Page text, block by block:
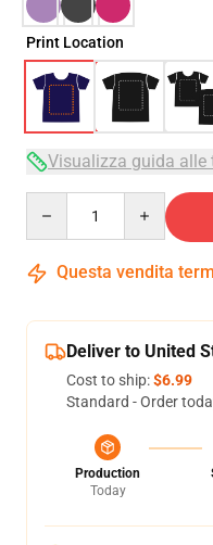
Print Location
Visualizza guida alle
Questa vendita
Deliver to United
Cost to ship:$6.99
Standard - Order
Production
Today